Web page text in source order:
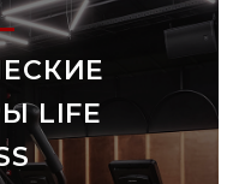
LIFE